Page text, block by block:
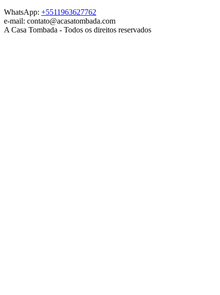
WhatsApp: +5511963627762
e-mail: contato@acasatombada.com
A Casa Tombada - Todos os direitos reservados